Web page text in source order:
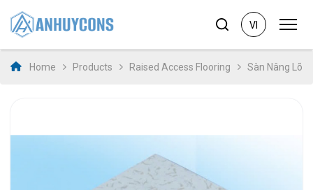
VI
Home Products Raised Access Flooring Sàn Nâng Lõi